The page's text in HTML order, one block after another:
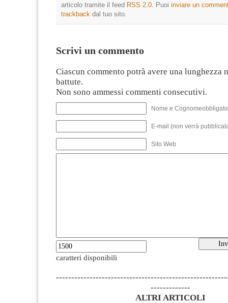
articolo tramite il feed RSS 2.0 . Puoi inviare un
trackback dal tuo sito.
Scrivi un commento
Ciascun commento potrà avere una lunghezza
battute.
Non sono ammessi commenti consecutivi.
Nome e
E-mail (non verrà
Sito Web
caratteri disponibili
-------------
ALTRI ARTICOLI